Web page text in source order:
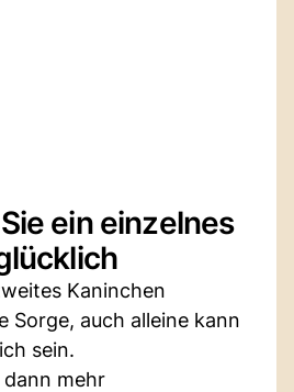
ein einzelnes
Kaninchen
Sorge, auch alleine kann
sein.
mehr